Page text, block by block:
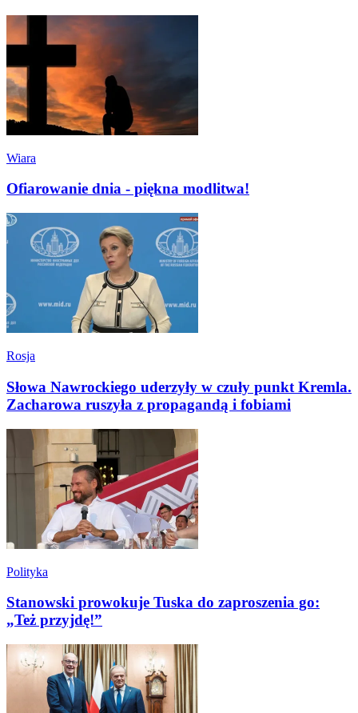
Wiara
Ofiarowanie dnia - piękna modlitwa!
Rosja
Słowa Nawrockiego uderzyły w czuły punkt Kremla.
Zacharowa ruszyła z propagandą i fobiami
Polityka
Stanowski prowokuje Tuska do zaproszenia go:
„Też przyjdę!”